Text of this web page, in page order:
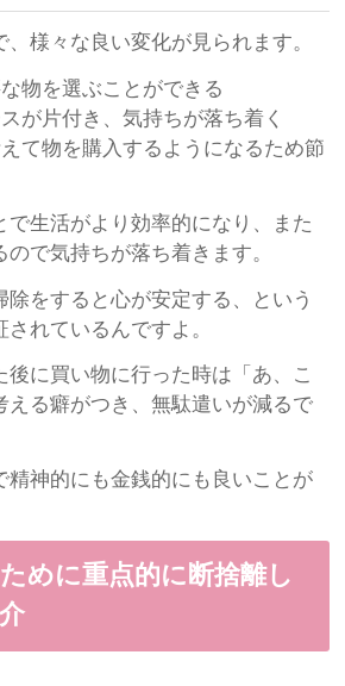
、様々な良い変化が見られます。
物を選ぶことができる
が片付き、気持ちが落ち着く
て物を購入するようになるため節
で生活がより効率的になり、また
で気持ちが落ち着きます。
除をすると心が安定する、という
れているんですよ。
後に買い物に行った時は「あ、こ
える癖がつき、無駄遣いが減るで
精神的にも金銭的にも良いことが